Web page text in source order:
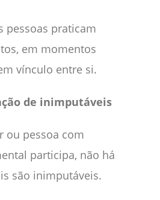
pessoas praticam
em momentos
vínculo entre si.
de inimputáveis
ou pessoa com
participa, não há
são inimputáveis.